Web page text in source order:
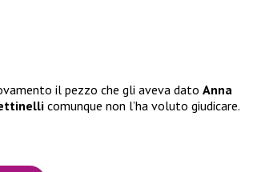
il pezzo che gli aveva dato Anna
comunque non l’ha voluto giudicare.